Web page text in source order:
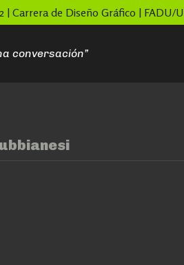
| Carrera de Diseño Gráfico | FADU/
conversación”